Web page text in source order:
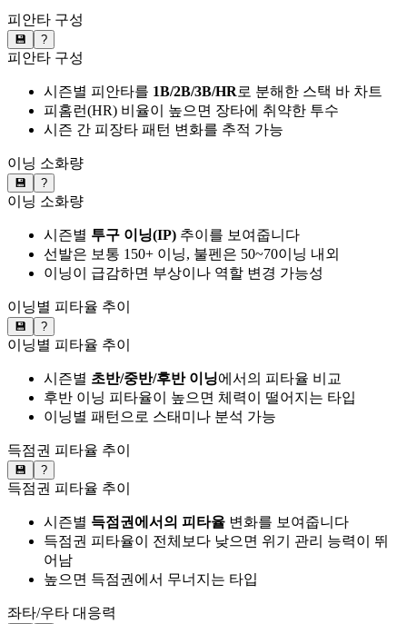
피안타 구성
💾 ?
피안타 구성
시즌별 피안타를 1B/2B/3B/HR로 분해한 스택 바 차트
피홈런(HR) 비율이 높으면 장타에 취약한 투수
시즌 간 피장타 패턴 변화를 추적 가능
이닝 소화량
💾 ?
이닝 소화량
시즌별 투구 이닝(IP) 추이를 보여줍니다
선발은 보통 150+ 이닝, 불펜은 50~70이닝 내외
이닝이 급감하면 부상이나 역할 변경 가능성
이닝별 피타율 추이
💾 ?
이닝별 피타율 추이
시즌별 초반/중반/후반 이닝에서의 피타율 비교
후반 이닝 피타율이 높으면 체력이 떨어지는 타입
이닝별 패턴으로 스태미나 분석 가능
득점권 피타율 추이
💾 ?
득점권 피타율 추이
시즌별 득점권에서의 피타율 변화를 보여줍니다
득점권 피타율이 전체보다 낮으면 위기 관리 능력이 뛰
어남
높으면 득점권에서 무너지는 타입
좌타/우타 대응력